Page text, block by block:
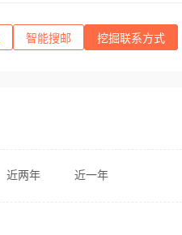
智能搜邮 挖掘联系方式
近两年 近一年